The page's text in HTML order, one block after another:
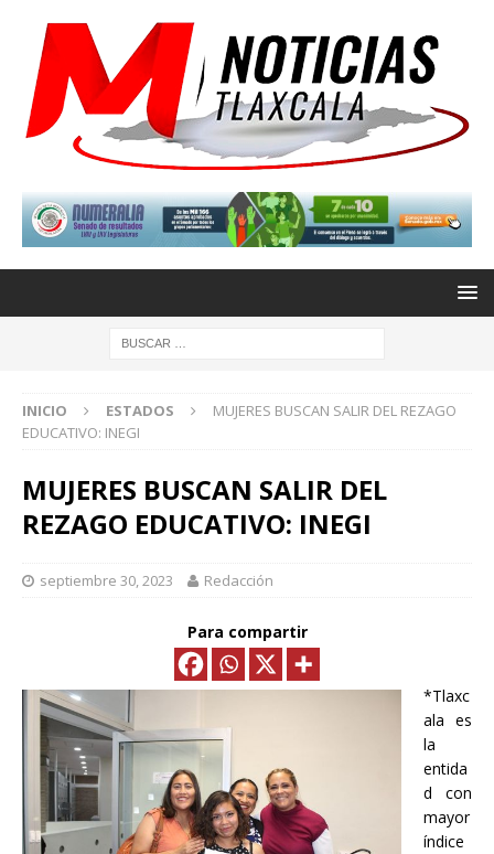
INICIO ESTADOS
MUJERES BUSCAN SALIR DEL REZAGO
EDUCATIVO: INEGI
MUJERES BUSCAN SALIR DEL
REZAGO EDUCATIVO: INEGI
septiembre 30, 2023 Redacción
Para compartir
*Tlaxc
ala es
la
entida
d con
mayor
índice